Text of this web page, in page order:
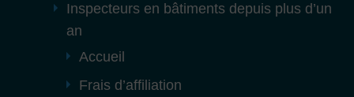
Inspecteurs en bâtiments depuis plus d’un
an
Accueil
Frais d’affiliation